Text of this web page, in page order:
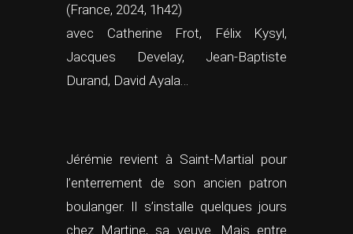
(France, 2024, 1h42)
avec Catherine Frot, Félix Kysyl,
Jacques Develay, Jean-Baptiste
Durand, David Ayala…
Jérémie revient à Saint-Martial pour
l’enterrement de son ancien patron
boulanger. Il s’installe quelques jours
chez Martine, sa veuve. Mais entre